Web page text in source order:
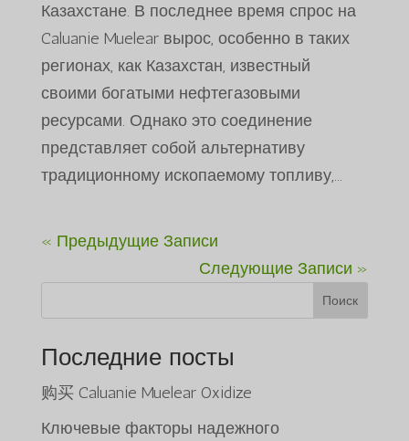
Казахстане. В последнее время спрос на
Caluanie Muelear вырос, особенно в таких
регионах, как Казахстан, известный
своими богатыми нефтегазовыми
ресурсами. Однако это соединение
представляет собой альтернативу
традиционному ископаемому топливу,...
« Предыдущие Записи
Следующие Записи »
Поиск
Последние посты
购买 Caluanie Muelear Oxidize
Ключевые факторы надежного